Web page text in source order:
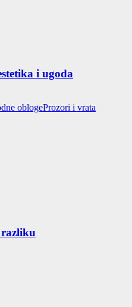
i ugoda
oblogeProzori i vrata